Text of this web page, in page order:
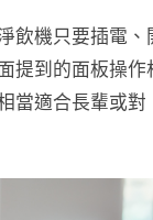
飲機只要插電、
提到的面板操作
當適合長輩或對